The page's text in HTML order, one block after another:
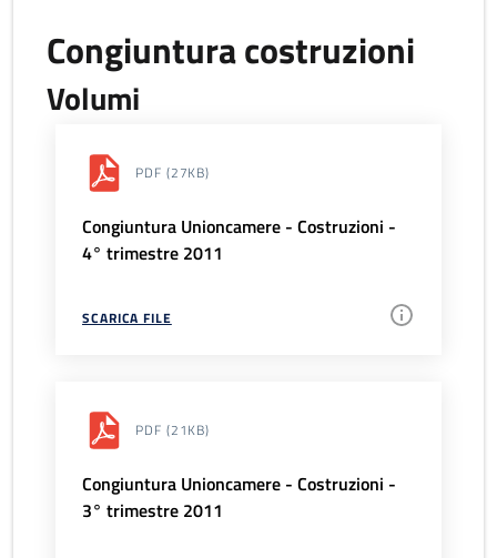
Congiuntura costruzioni
Volumi
PDF (27KB)
Congiuntura Unioncamere - Costruzioni -
4° trimestre 2011
SCARICA FILE
PDF (21KB)
Congiuntura Unioncamere - Costruzioni -
3° trimestre 2011